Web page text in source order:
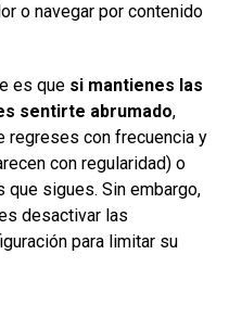
o navegar por contenido
es que si mantienes las
sentirte abrumado,
regreses con frecuencia y
con regularidad) o
sigues. Sin embargo,
desactivar las
para limitar su